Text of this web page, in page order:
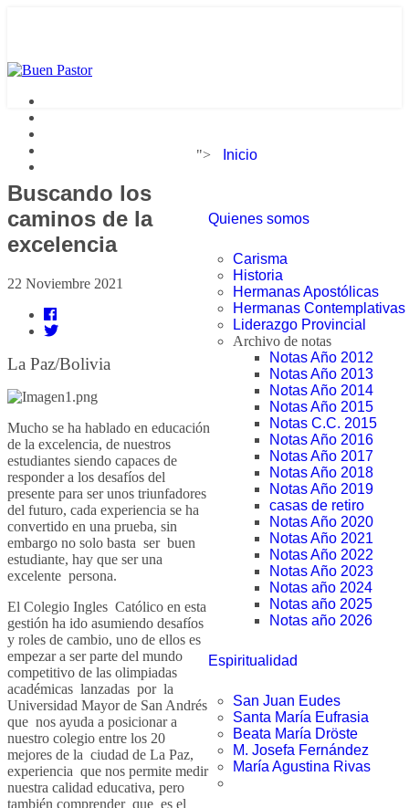
"> Inicio
Quienes somos
Carisma
Historia
Hermanas Apostólicas
Hermanas Contemplativas
Liderazgo Provincial
Archivo de notas
Notas Año 2012
Notas Año 2013
Notas Año 2014
Notas Año 2015
Notas C.C. 2015
Notas Año 2016
Notas Año 2017
Notas Año 2018
Notas Año 2019
casas de retiro
Notas Año 2020
Notas Año 2021
Notas Año 2022
Notas Año 2023
Notas año 2024
Notas año 2025
Notas año 2026
Espiritualidad
San Juan Eudes
Santa María Eufrasia
Beata María Dröste
M. Josefa Fernández
María Agustina Rivas
Buscando los
caminos de la
excelencia
22 Noviembre 2021
La Paz/Bolivia
Mucho se ha hablado en educación
de la excelencia, de nuestros
estudiantes siendo capaces de
responder a los desafíos del
presente para ser unos triunfadores
del futuro, cada experiencia se ha
convertido en una prueba, sin
embargo no solo basta ser buen
estudiante, hay que ser una
excelente persona.
El Colegio Ingles Católico en esta
gestión ha ido asumiendo desafíos
y roles de cambio, uno de ellos es
empezar a ser parte del mundo
competitivo de las olimpiadas
académicas lanzadas por la
Universidad Mayor de San Andrés
que nos ayuda a posicionar a
nuestro colegio entre los 20
mejores de la ciudad de La Paz,
experiencia que nos permite medir
nuestra calidad educativa, pero
también comprender que es el